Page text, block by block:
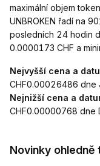
maximální objem
UNBROKEN řadí na
posledních 24 hodin
0.0000173 CHF a
Nejvyšší cena a
CHF0.00026486
Nejnižší cena a
CHF0.00000768 dne
Novinky ohledně